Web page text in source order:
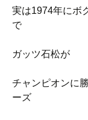
実は1974年にボ
で
ガッツ石松が
チャンピオンに
ーズ